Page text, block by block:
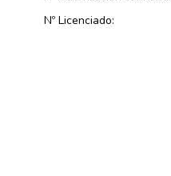
Nº Licenciado: